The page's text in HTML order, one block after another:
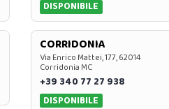
DISPONIBILE
CORRIDONIA
Via Enrico Mattei, 177, 62014
Corridonia MC
+39 340 77 27 938
DISPONIBILE